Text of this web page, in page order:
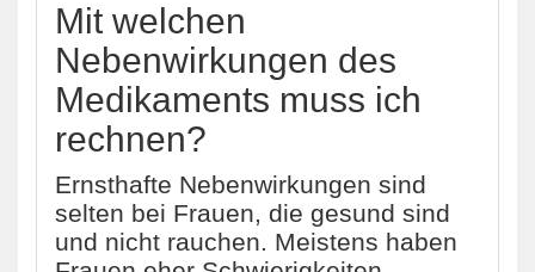
Mit welchen
Nebenwirkungen des
Medikaments muss ich
rechnen?
Ernsthafte Nebenwirkungen sind
selten bei Frauen, die gesund sind
und nicht rauchen. Meistens haben